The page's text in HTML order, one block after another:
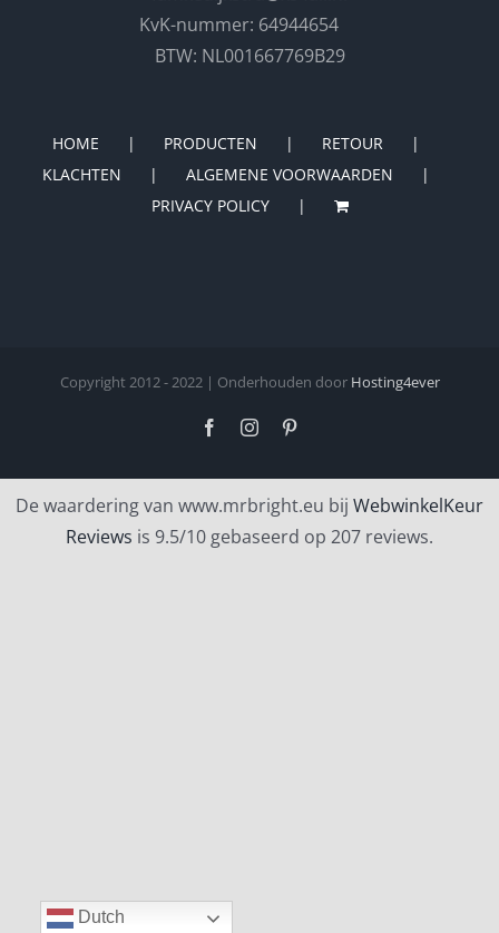
KvK-nummer: 64944654
BTW: NL001667769B29
HOME PRODUCTEN
RETOUR
KLACHTEN
ALGEMENE VOORWAARDEN
PRIVACY POLICY
Copyright 2012 - 2022 | Onderhouden door Hosting4ever
FacebookInstagram
Dutch
De waardering van www.mrbright.eu bij WebwinkelKeur
Reviews is 9.5/10 gebaseerd op 207 reviews.